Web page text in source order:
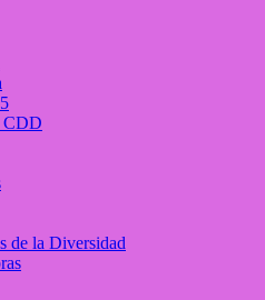
CDD
de la Diversidad